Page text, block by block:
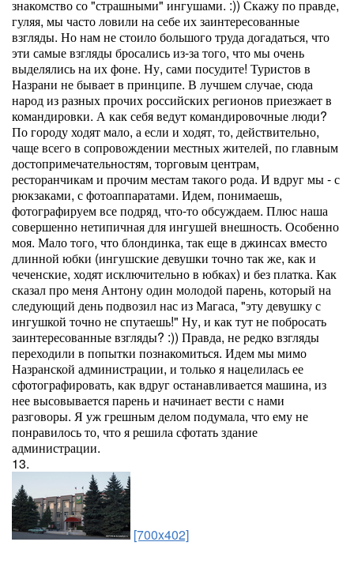
знакомство со "страшными" ингушами. :)) Скажу по правде,
гуляя, мы часто ловили на себе их заинтересованные
взгляды. Но нам не стоило большого труда догадаться, что
эти самые взгляды бросались из-за того, что мы очень
выделялись на их фоне. Ну, сами посудите! Туристов в
Назрани не бывает в принципе. В лучшем случае, сюда
народ из разных прочих российских регионов приезжает в
командировки. А как себя ведут командировочные люди?
По городу ходят мало, а если и ходят, то, действительно,
чаще всего в сопровождении местных жителей, по главным
достопримечательностям, торговым центрам,
ресторанчикам и прочим местам такого рода. И вдруг мы - с
рюкзаками, с фотоаппаратами. Идем, понимаешь,
фотографируем все подряд, что-то обсуждаем. Плюс наша
совершенно нетипичная для ингушей внешность. Особенно
моя. Мало того, что блондинка, так еще в джинсах вместо
длинной юбки (ингушские девушки точно так же, как и
чеченские, ходят исключительно в юбках) и без платка. Как
сказал про меня Антону один молодой парень, который на
следующий день подвозил нас из Магаса, "эту девушку с
ингушкой точно не спутаешь!" Ну, и как тут не побросать
заинтересованные взгляды? :)) Правда, не редко взгляды
переходили в попытки познакомиться. Идем мы мимо
Назранской администрации, и только я нацелилась ее
сфотографировать, как вдруг останавливается машина, из
нее высовывается парень и начинает вести с нами
разговоры. Я уж грешным делом подумала, что ему не
понравилось то, что я решила сфотать здание
администрации.
13.
[700x402]